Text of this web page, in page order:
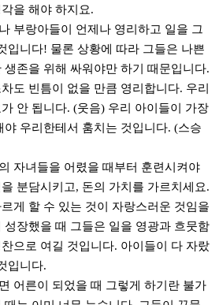
을 해야 하지요.
부랑아들이 언제나 영리하고 일을 그
입니다! 물론 상황에 따라 그들은 나쁜
존을 위해 싸워야만 하기 때문입니다.
도 빈틈이 없을 만큼 영리합니다. 우리
안 됩니다. (웃음) 우리 아이들이 가장
우리한테서 훔치는 것입니다. (스승
자녀들을 어렸을 때부터 훈련시켜야
분담시키고, 돈의 가치를 가르치세요.
게 할 수 있는 것이 자랑스러운 것임을
성장했을 때 그들은 일을 영광과 흐뭇함
으로 여길 것입니다. 아이들이 다 자랐
입니다.
어른이 되었을 때 그렇게 하기란 불가